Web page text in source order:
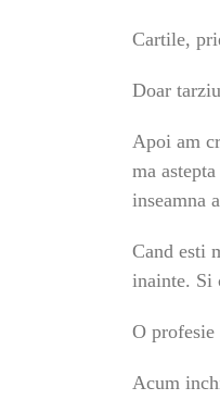
Cartile,
Doar
Apoi am
ma
inseamna
Cand esti
inainte. Si
O
Acum